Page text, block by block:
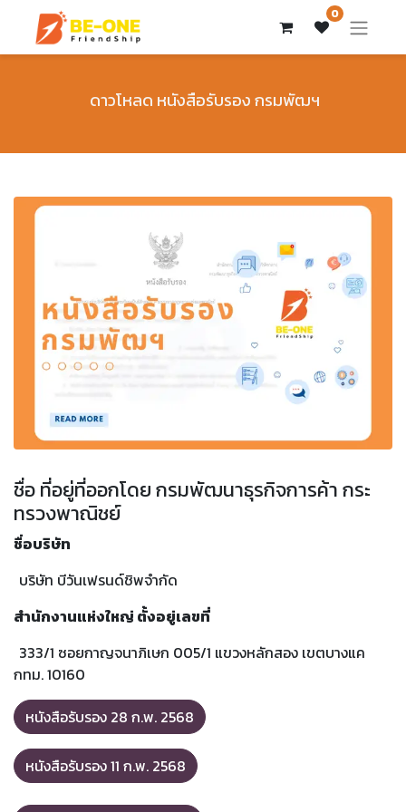
0
ดาวโหลด หนังสือรับรอง กรมพัฒฯ
ชื่อ ที่อ​ยู่ที่ออกโดย กรมพัฒนาธุรกิจการค้า กระ​
ทรวงพาณิชย์
ชื่อบริ​ษัท
​บริษัท บีวันเฟรนด์ชิพจำกัด
สำนักงานแห่งใหญ่ ตั้งอยู่เลขที่
​​333/1 ซอยกาญจนาภิเษก 005/1 แขวงหลักสอง เขตบางแค
กทม. 10160
หนังสือรับรอง 28 ก.พ. 2568
หนังสือรับรอง 11 ก.พ. 2568